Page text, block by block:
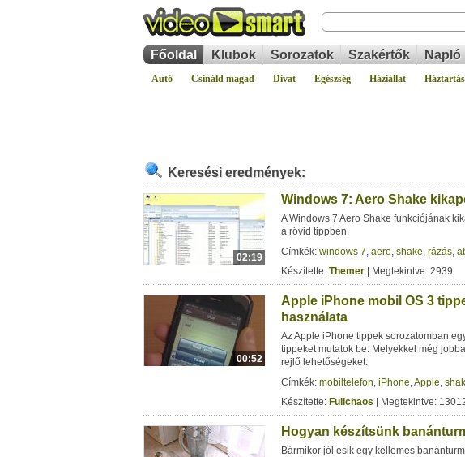
Főoldal Klubok Sorozatok Szakértők Napló
Autó Csináld magad Divat Egészség Háziállat Háztartás
Keresési eredmények:
02:19
Windows 7: Aero Shake
A Windows 7 Aero Shake funkciójának
a rövid tippben.
Címkék: windows 7, aero, shake, rázás,
Készítette: Themer | Megtekintve: 2939
00:52
Apple iPhone mobil OS 3
használata
Az Apple iPhone tippek sorozatomban
tippeket mutatok be. Melyekkel még
rejlő lehetőségeket.
Címkék: mobiltelefon, iPhone,Apple,
Készítette: Fullchaos | Megtekintve:
Hogyan készítsünk
Bármikor jól esik egy kellemes